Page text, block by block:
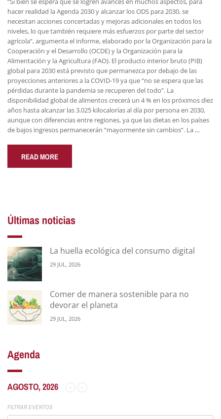
hacer realidad la Agenda 2030 y alcanzar los ODS para 2030, se
necesitan acciones concertadas y mejoras adicionales en todos los
niveles, lo que también requiere más esfuerzos por parte del sector
agrícola“, argumenta el informe, elaborado por la Organización para la
Cooperación y el Desarrollo (OCDE) y la Organización para la
Alimentación y la Agricultura (FAO). El producto interior bruto (PIB)
global para 2030 está previsto que permanezca por debajo de las
proyecciones anteriores a la COVID-19 ya que “no se espera que las
pérdidas durante la pandemia se recuperen del todo”. La
disponibilidad global de alimentos crecerá un 4 % en los próximos diez
años hasta alcanzar las 3.025 kilocalorías al día por persona en 2030,
aunque con diferencias entre regiones, ya que las dietas en los países
de bajos ingresos permanecerán “mayormente sin cambios”. La …
READ MORE
Últimas noticias
La huella ecológica del consumo digital
29 JUL, 2026
Comer de manera sostenible para no
devorar el planeta
29 JUL, 2026
Agenda
AGOSTO, 2026
FILTRAR EVENTOS